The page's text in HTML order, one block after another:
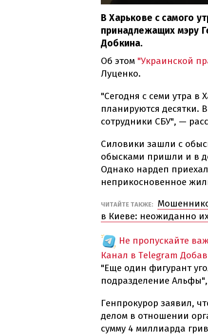
В Харькове с самого
принадлежащих мэру
Добкина.
Об этом "Украинской
Луценко.
"Сегодня с семи утра в
планируются десятки.
сотрудники СБУ", —
Силовики зашли с
обысками пришли и в
Однако нардеп
неприкосновенное
ЧИТАЙТЕ ТАКЖЕ:
в Киеве: неожиданно
Не пропускайте
Канал в Telegram
"Еще один фигурант
подразделение
Генпрокурор заявил,
делом в отношении
сумму 4 миллиарда